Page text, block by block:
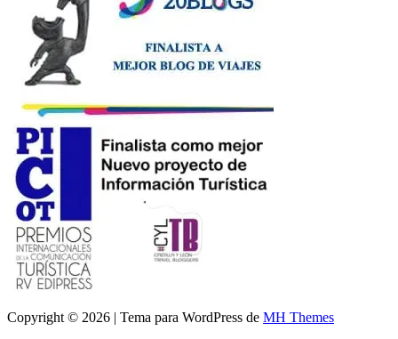
Copyright © 2026 | Tema para WordPress de MH Themes